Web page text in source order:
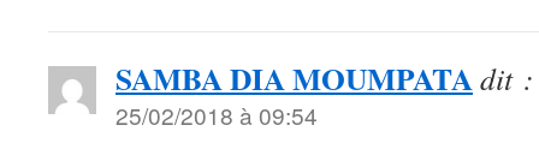
SAMBA DIA MOUMPATAdit :
25/02/2018 à 09:54